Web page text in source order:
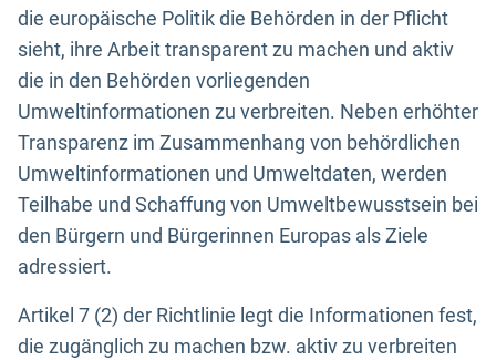
die europäische Politik die Behörden in der Pflicht
sieht, ihre Arbeit transparent zu machen und aktiv
die in den Behörden vorliegenden
Umweltinformationen zu verbreiten. Neben erhöhter
Transparenz im Zusammenhang von behördlichen
Umweltinformationen und Umweltdaten, werden
Teilhabe und Schaffung von Umweltbewusstsein bei
den Bürgern und Bürgerinnen Europas als Ziele
adressiert.
Artikel 7 (2) der Richtlinie legt die Informationen fest,
die zugänglich zu machen bzw. aktiv zu verbreiten